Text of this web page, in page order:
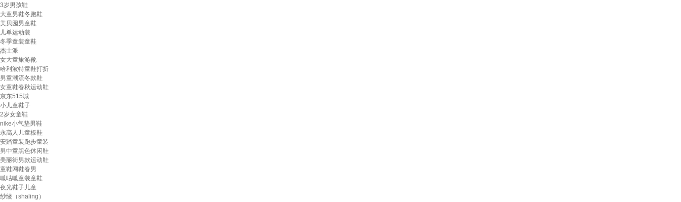
3岁男孩鞋
大童男鞋冬跑鞋
美贝园男童鞋
儿单运动装
冬季童装童鞋
杰士派
女大童旅游靴
哈利波特童鞋打折
男童潮流冬款鞋
女童鞋春秋运动鞋
京东515城
小儿童鞋子
2岁女童鞋
nike小气垫男鞋
永高人儿童板鞋
安踏童装跑步童装
男中童黑色休闲鞋
美丽街男款运动鞋
童鞋网鞋春男
呱咕呱童装童鞋
夜光鞋子儿童
纱绫（shaling）